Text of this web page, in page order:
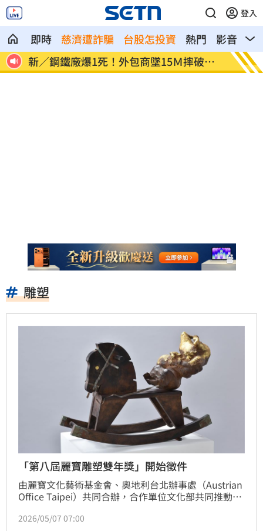
登入
即時 慈濟遭詐騙 台股怎投資 熱門 影音
熱
兆基爆財務危機？新任代理總經理發聲
明！
颱風
雕塑
「第八屆麗寶雕塑雙年獎」開始徵件
由麗寶文化藝術基金會、奧地利台北辦事處（Austrian
Office Taipei）共同合辦，合作單位文化部共同推動的
宣布即日起至9月30日向全球藝術家徵件。麗寶雕塑雙
2026/05/07 07:00